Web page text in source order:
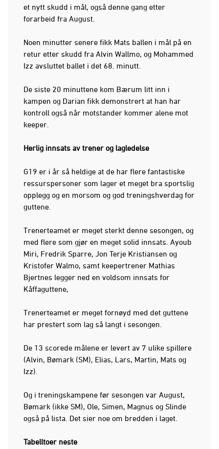
et nytt skudd i mål, også denne gang etter
forarbeid fra August.
Noen minutter senere fikk Mats ballen i mål på en
retur etter skudd fra Alvin Wallmo, og Mohammed
Izz avsluttet ballet i det 68. minutt.
De siste 20 minuttene kom Bærum litt inn i
kampen og Darian fikk demonstrert at han har
kontroll også når motstander kommer alene mot
keeper.
Herlig innsats av trener og lagledelse
G19 er i år så heldige at de har flere fantastiske
ressurspersoner som lager et meget bra sportslig
opplegg og en morsom og god treningshverdag for
guttene.
Trenerteamet er meget sterkt denne sesongen, og
med flere som gjør en meget solid innsats. Ayoub
Miri, Fredrik Sparre, Jon Terje Kristiansen og
Kristofer Walmo, samt keepertrener Mathias
Bjertnes legger ned en voldsom innsats for
Kåffaguttene,
Trenerteamet er meget fornøyd med det guttene
har prestert som lag så langt i sesongen.
De 13 scorede målene er levert av 7 ulike spillere
(Alvin, Bømark (SM), Elias, Lars, Martin, Mats og
Izz).
Og i treningskampene før sesongen var August,
Bømark (ikke SM), Ole, Simen, Magnus og Slinde
også på lista. Det sier noe om bredden i laget.
Tabelltoer neste